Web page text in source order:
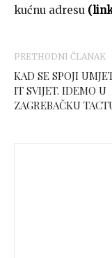
kućnu adresu
PRETHODNI ČLANAK
KAD SE SPOJI
IT SVIJET. IDEMO U
ZAGREBAČKU